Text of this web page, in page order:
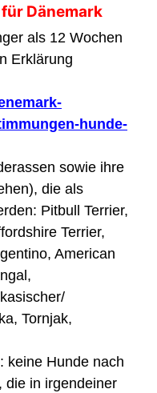
Dänemark
als 12 Wochen
Erklärung
hunde-
sowie ihre
die als
Pitbull Terrier,
Terrier,
American
Tornjak,
keine Hunde nach
die in irgendeiner